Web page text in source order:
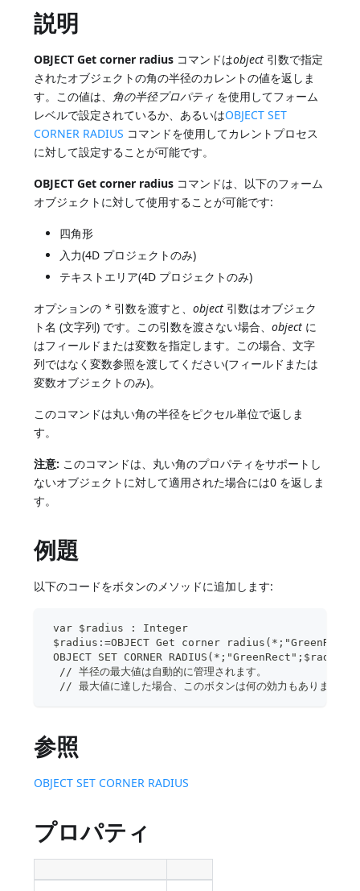
説明
OBJECT Get corner radius コマンドはobject 引数で指定
されたオブジェクトの角の半径のカレントの値を返しま
す。この値は、 角の半径プロパティ を使用してフォーム
レベルで設定されているか、あるいはOBJECT SET
CORNER RADIUS コマンドを使用してカレントプロセス
に対して設定することが可能です。
OBJECT Get corner radius コマンドは、以下のフォーム
オブジェクトに対して使用することが可能です:
四角形
入力(4D プロジェクトのみ)
テキストエリア(4D プロジェクトのみ)
オプションの * 引数を渡すと、object 引数はオブジェク
ト名 (文字列) です。この引数を渡さない場合、object に
はフィールドまたは変数を指定します。この場合、文字
列ではなく変数参照を渡してください(フィールドまたは
変数オブジェクトのみ)。
このコマンドは丸い角の半径をピクセル単位で返しま
す。
注意: このコマンドは、丸い角のプロパティをサポートし
ないオブジェクトに対して適用された場合には0 を返しま
す。
例題
以下のコードをボタンのメソッドに追加します:
var $radius : Integer
$radius:=OBJECT Get corner radius(*;"GreenRect")
OBJECT SET CORNER
// 半径の最大値は自動的に管理されます。
// 最大値に達した場合、このボタンは何の効力もありません
参照
OBJECT SET CORNER RADIUS
プロパティ